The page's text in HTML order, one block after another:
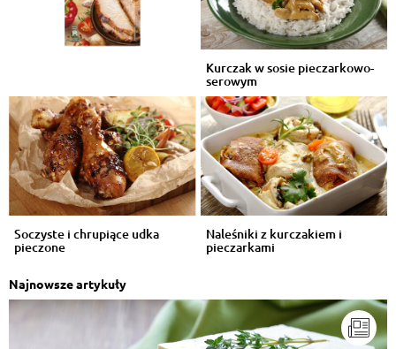
Kurczak w sosie pieczarkowo-
serowym
Soczyste i chrupiące udka
pieczone
Naleśniki z kurczakiem i
pieczarkami
Najnowsze artykuły